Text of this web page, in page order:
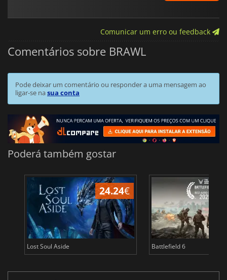
Comunicar um erro ou feedback
Comentários sobre BRAWL
Pode deixar um comentário ou responder a uma mensagem ao
ligar-se nasua conta
Poderá também gostar
24.24€
Lost Soul Aside Battlefield 6